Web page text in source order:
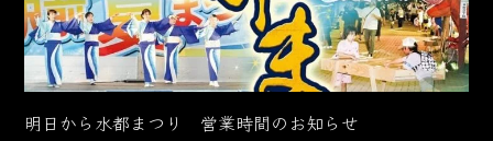
明日から水都まつり 営業時間のお知らせ